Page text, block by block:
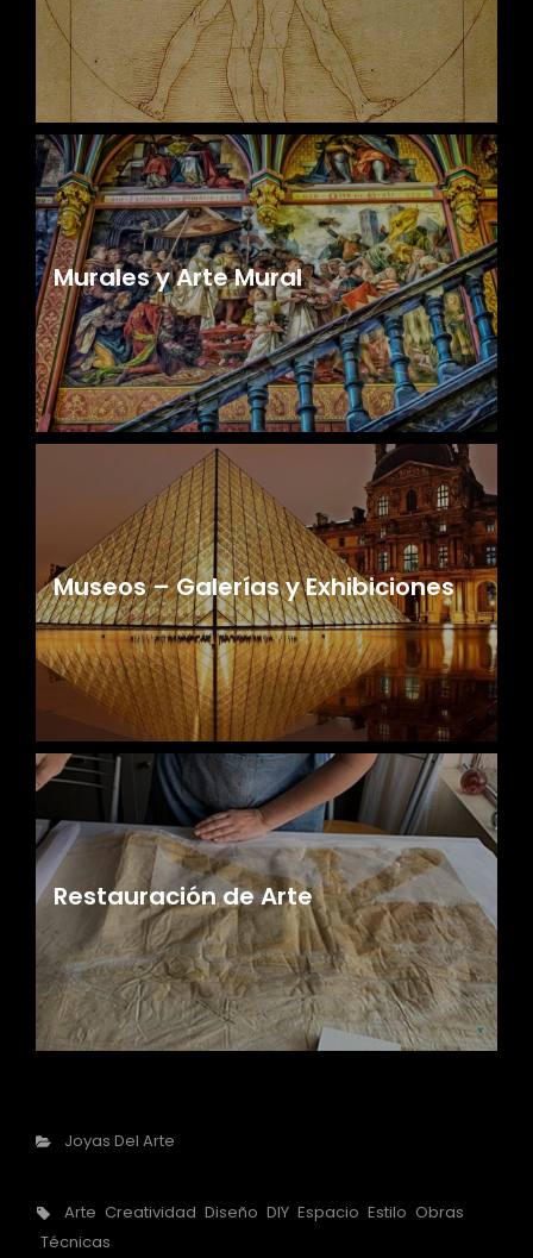
Murales y Arte Mural
Museos – Galerías y Exhibiciones
Restauración de Arte
Categorías
Joyas Del Arte
Etiquetas,
Arte Creatividad Diseño DIY Espacio Estilo Obras
Técnicas